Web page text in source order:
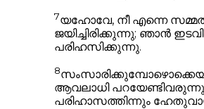
7യഹോവേ, നീ എന്നെ
ജയിച്ചിരിക്കുന്നു; ഞാൻ
പരിഹസിക്കുന്നു.
8
ആവലാധി
പരിഹാസത്തിന്നും